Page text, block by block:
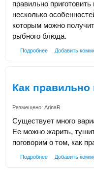
правильно
несколько
которым можно
рыбного блюда.
Подробнее Добавить
Как
Размещено: ArinaR
Существует много
Ее можно жарить,
поговорим о том, как
Подробнее Добавить